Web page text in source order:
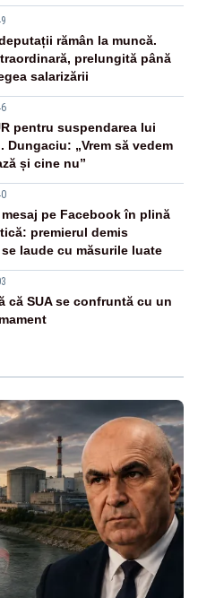
rămân la muncă.
prelungită până
salarizării
pentru suspendarea lui
Dungaciu: „Vrem să vedem
și cine nu”
pe Facebook în plină
premierul demis
laude cu măsurile luate
că SUA se confruntă cu un